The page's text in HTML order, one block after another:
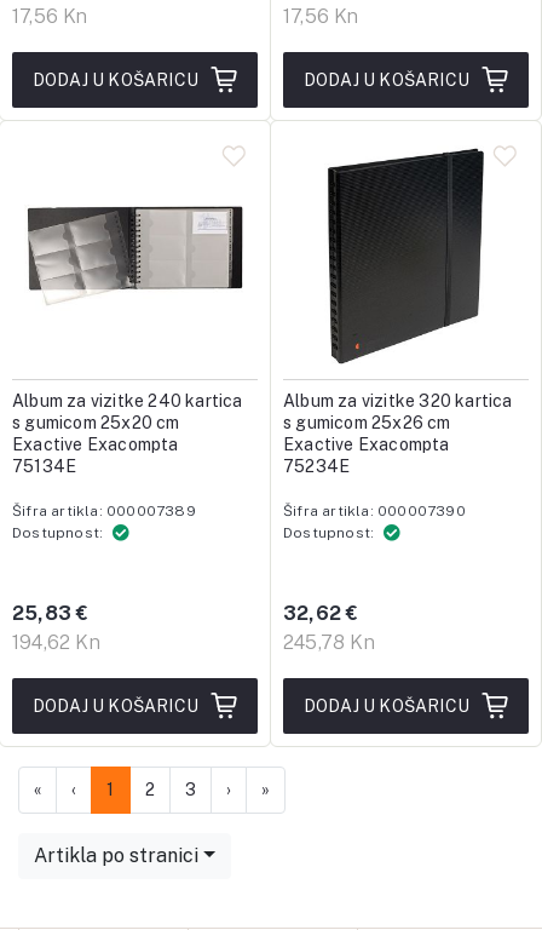
17,56 Kn
DODAJ U KOŠARICU
17,56 Kn
DODAJ U KOŠARICU
Album za vizitke 240 kartica
s gumicom 25x20 cm
Exactive Exacompta
75134E
Šifra artikla: 000007389
Dostupnost:
194,62 Kn
25,83 €
DODAJ U KOŠARICU
Album za vizitke 320 kartica
s gumicom 25x26 cm
Exactive Exacompta
75234E
Šifra artikla: 000007390
Dostupnost:
245,78 Kn
32,62 €
DODAJ U KOŠARICU
«First‹ Previous
1 2 3 › Next
»
Artikla po stranici